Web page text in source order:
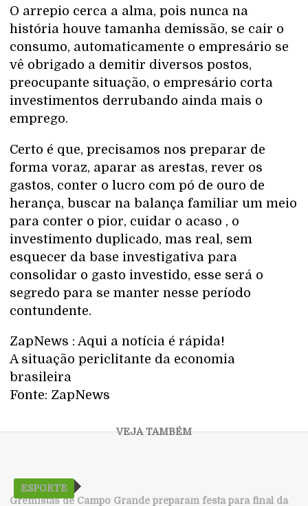
O arrepio cerca a alma, pois nunca na
história houve tamanha demissão, se cair o
consumo, automaticamente o empresário se
vê obrigado a demitir diversos postos,
preocupante situação, o empresário corta
investimentos derrubando ainda mais o
emprego.
Certo é que, precisamos nos preparar de
forma voraz, aparar as arestas, rever os
gastos, conter o lucro com pó de ouro de
herança, buscar na balança familiar um meio
para conter o pior, cuidar o acaso , o
investimento duplicado, mas real, sem
esquecer da base investigativa para
consolidar o gasto investido, esse será o
segredo para se manter nesse período
contundente.
ZapNews : Aqui a notícia é rápida!
A situação periclitante da economia
brasileira
Fonte: ZapNews
ESPORTE
Gremistas de Campo Grande preparam festa para final da